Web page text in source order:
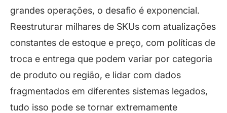
grandes operações, o desafio é exponencial.
Reestruturar milhares de SKUs com atualizações
constantes de estoque e preço, com políticas de
troca e entrega que podem variar por categoria
de produto ou região, e lidar com dados
fragmentados em diferentes sistemas legados,
tudo isso pode se tornar extremamente